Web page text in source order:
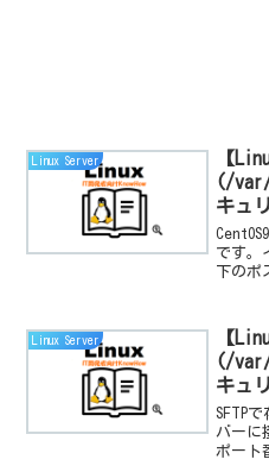
Linux Server
【
(/
キュ
録：
ック)
です。
下のポ
以下
あり
FTP...
Linux Server
【
(/
キュ
録：
ーザ
SFTP
バーに
ポート